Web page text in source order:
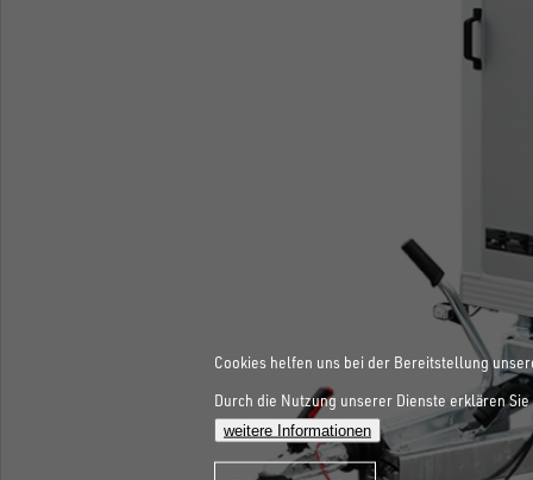
Cookies helfen uns bei der Bereitstellung
Durch die Nutzung unserer Dienste erklären
weitere Informationen